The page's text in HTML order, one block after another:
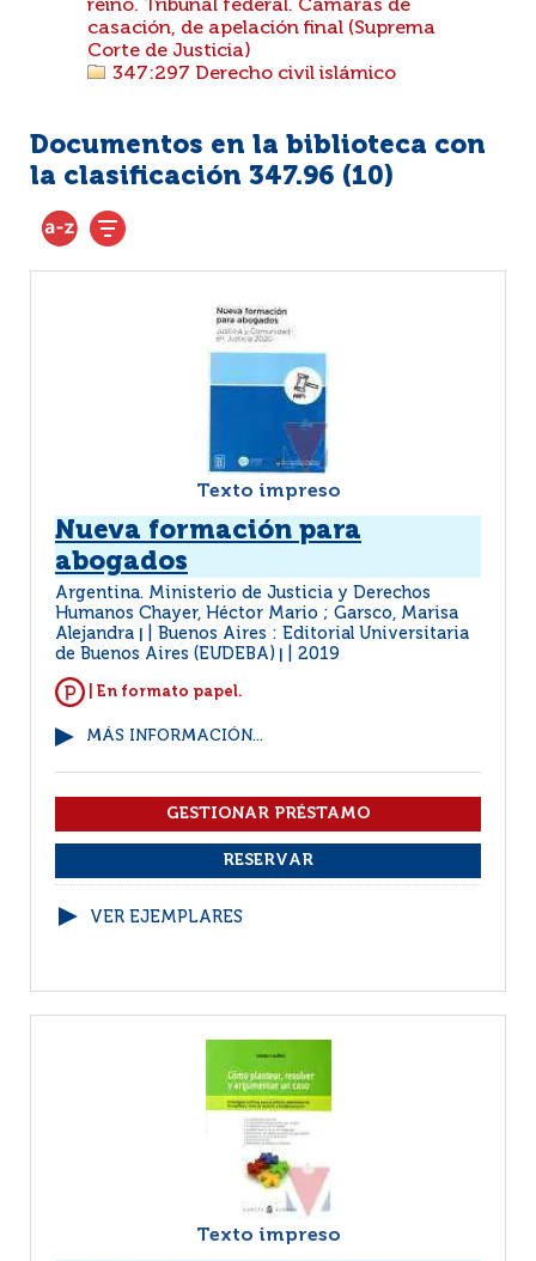
reino. Tribunal federal. Cámaras de
casación, de apelación final (Suprema
Corte de Justicia)
347:297 Derecho civil islámico
Documentos en la biblioteca con
la clasificación 347.96 (10)
Texto impreso
Nueva formación para
abogados
Argentina. Ministerio de Justicia y Derechos
Humanos Chayer, Héctor Mario ; Garsco, Marisa
Alejandra
Buenos Aires : Editorial Universitaria
de Buenos Aires (EUDEBA)
2019
| En formato papel.
MÁS INFORMACIÓN...
VER EJEMPLARES
Texto impreso